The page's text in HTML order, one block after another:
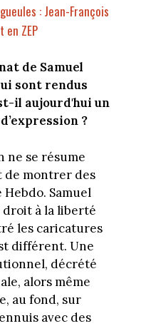
: Jean-François
en ZEP
de Samuel
sont rendus
il aujourd'hui un
?
ne se résume
de montrer des
Samuel
droit à la liberté
les caricatures
différent. Une
décrété
alors même
au fond, sur
avec des